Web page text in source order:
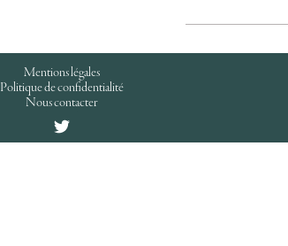
Mentions légales
Politique de confidentialité
Nous contacter